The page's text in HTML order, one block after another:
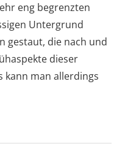
eng begrenzten
Untergrund
gestaut, die nach und
dieser
kann man allerdings